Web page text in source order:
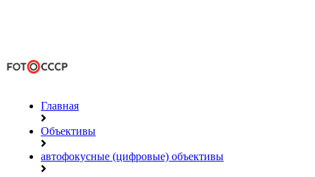
Главная
Объективы
автофокусные (цифровые) объективы